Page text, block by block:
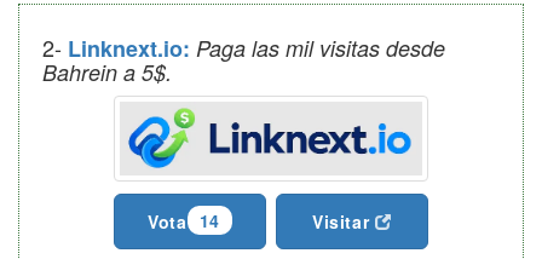
2- Linknext.io:Paga las mil visitas desde
Bahrein a 5$.
Vota 14 Visitar